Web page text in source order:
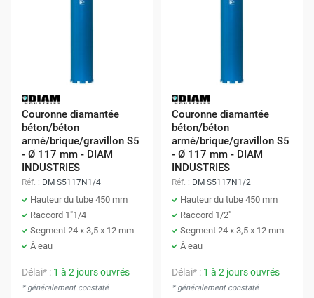
Couronne diamantée
béton/béton
armé/brique/gravillon S5
- Ø 117 mm - DIAM
INDUSTRIES
Réf. : DM S5117N1/4
Hauteur du tube 450 mm
Raccord 1"1/4
Segment 24 x 3,5 x 12 mm
À eau
Délai* : 1 à 2 jours ouvrés
* généralement constaté
Couronne diamantée
béton/béton
armé/brique/gravillon S5
- Ø 117 mm - DIAM
INDUSTRIES
Réf. : DM S5117N1/2
Hauteur du tube 450 mm
Raccord 1/2"
Segment 24 x 3,5 x 12 mm
À eau
Délai* : 1 à 2 jours ouvrés
* généralement constaté